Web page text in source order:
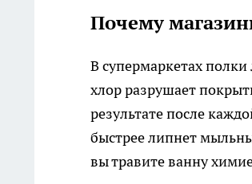
Почему
В супермаркетах
хлор разрушает
результате после
быстрее липнет
вы травите ванну